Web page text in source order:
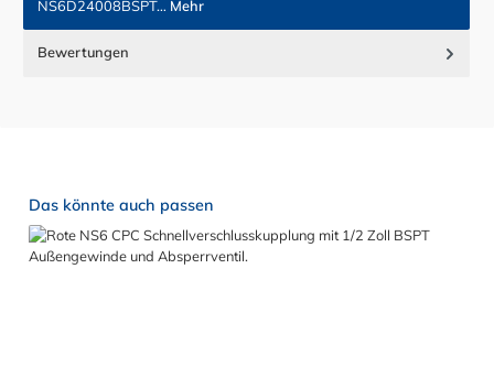
NS6D24008BSPT… Mehr
Bewertungen
Produktgalerie überspringen
Das könnte auch passen